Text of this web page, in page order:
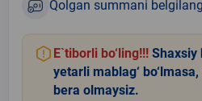
Qolgan summani
E`tiborli bo‘ling!!! Shaxsiy
yetarli mablag‘
bera olmaysiz.